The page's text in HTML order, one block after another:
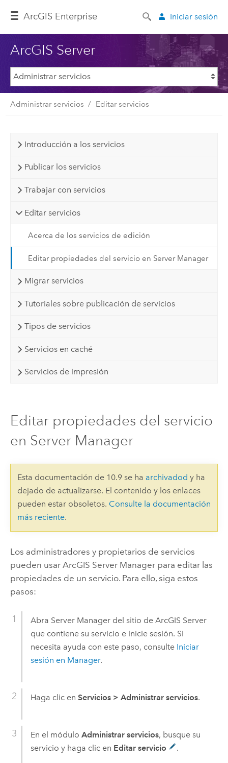
ArcGIS Enterprise Iniciar sesión
ArcGIS Server
Administrar servicios Editar servicios
Introducción a los servicios
Publicar los servicios
Trabajar con servicios
Editar servicios
Acerca de los servicios de edición
Editar propiedades del servicio en Server Manager
Migrar servicios
Tutoriales sobre publicación de servicios
Tipos de servicios
Servicios en caché
Servicios de impresión
Editar propiedades del servicio
en Server Manager
Esta documentación de 10.9 se ha archivadod y ha
dejado de actualizarse. El contenido y los enlaces
pueden estar obsoletos. Consulte la documentación
más reciente.
Los administradores y propietarios de servicios
pueden usar ArcGIS Server Managerpara editar las
propiedades de un servicio. Para ello, siga estos
pasos:
Abra Server Managerdel sitio de ArcGIS Server
que contiene su servicio e inicie sesión. Si
necesita ayuda con este paso, consulte Iniciar
sesión en Manager.
Haga clic en Servicios > Administrar servicios.
En el módulo Administrar servicios, busque su
servicio y haga clic en Editar servicio .